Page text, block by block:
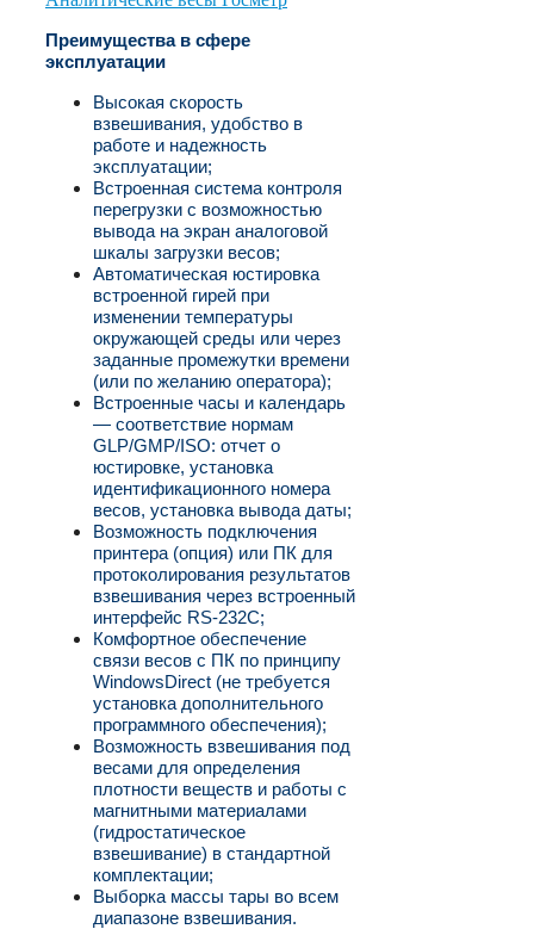
Преимущества в сфере
эксплуатации
Высокая скорость
взвешивания, удобство в
работе и надежность
эксплуатации;
Встроенная система контроля
перегрузки с возможностью
вывода на экран аналоговой
шкалы загрузки весов;
Автоматическая юстировка
встроенной гирей при
изменении температуры
окружающей среды или через
заданные промежутки времени
(или по желанию оператора);
Встроенные часы и календарь
— соответствие нормам
GLP/GMP/ISO: отчет о
юстировке, установка
идентификационного номера
весов, установка вывода даты;
Возможность подключения
принтера (опция) или ПК для
протоколирования результатов
взвешивания через встроенный
интерфейс RS-232C;
Комфортное обеспечение
связи весов с ПК по принципу
WindowsDirect (не требуется
установка дополнительного
программного обеспечения);
Возможность взвешивания под
весами для определения
плотности веществ и работы с
магнитными материалами
(гидростатическое
взвешивание) в стандартной
комплектации;
Выборка массы тары во всем
диапазоне взвешивания.